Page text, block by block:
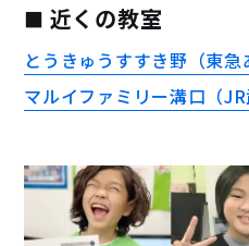
近くの教室
とうきゅうすすき野（東
マルイファミリー溝口（